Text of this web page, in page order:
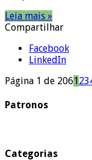
Leia mais »
Compartilhar
Facebook
LinkedIn
Página 1 de 206123
Patronos
Categorias